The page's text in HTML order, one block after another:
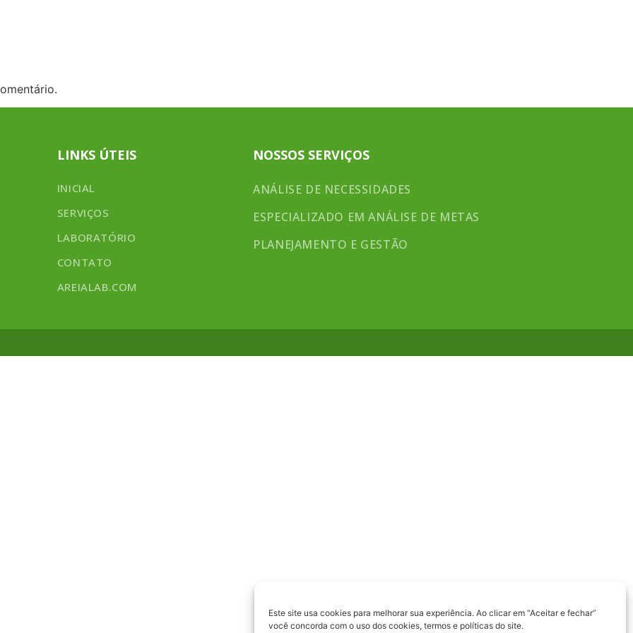
Este site usa cookies para melhorar sua experiência. Ao clicar em “Aceitar e fechar”
você concorda com o uso dos cookies, termos e políticas do site.
LINKS ÚTEIS
INICIAL
SERVIÇOS
LABORATÓRIO
CONTATO
AREIALAB.COM
NOSSOS SERVIÇOS
ANÁLISE DE NECESSIDADES
ESPECIALIZADO EM ANÁLISE DE METAS
PLANEJAMENTO E GESTÃO